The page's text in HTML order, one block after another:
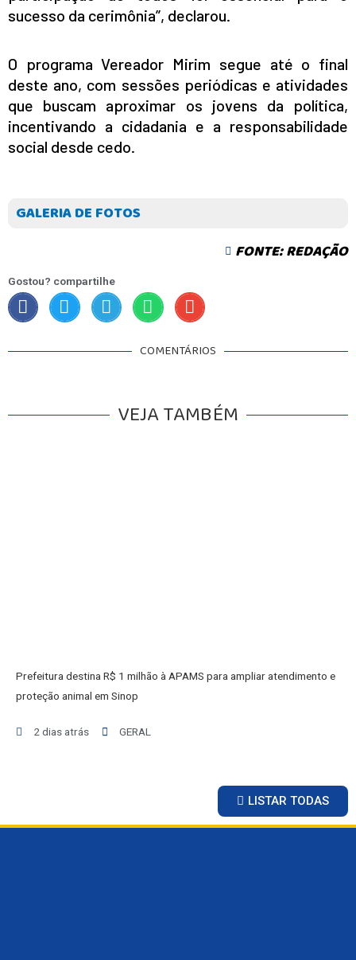
sucesso da cerimônia”, declarou.
O programa Vereador Mirim segue até o final
deste ano, com sessões periódicas e atividades
que buscam aproximar os jovens da política,
incentivando a cidadania e a responsabilidade
social desde cedo.
GALERIA DE FOTOS
FONTE: REDAÇÃO
Gostou? compartilhe
COMENTÁRIOS
VEJA TAMBÉM
Prefeitura destina R$ 1 milhão à APAMS para ampliar atendimento e
proteção animal em Sinop
2 dias atrás GERAL
LISTAR TODAS
AGRONEGÓCIO
BRASIL
GERAL
POLÍCIA
BALCÃO DE EMPREGOS